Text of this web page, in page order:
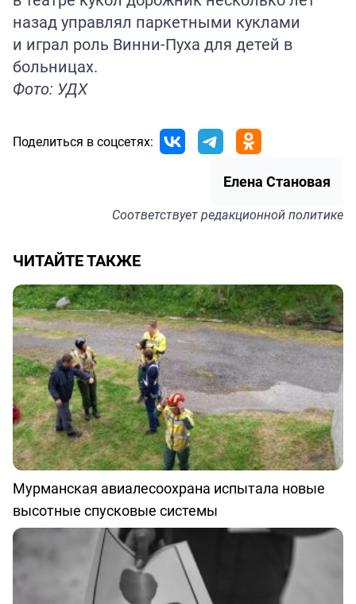
назад управлял паркетными куклами
и играл роль Винни-Пуха для детей в
больницах.
Фото: УДХ
Поделиться в соцсетях:
Елена Становая
Соответствуетредакционной политике
ЧИТАЙТЕ ТАКЖЕ
Мурманская авиалесоохрана испытала новые
высотные спусковые системы